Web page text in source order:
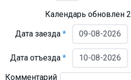
Календарь обновлен
Дата заезда*
Дата отъезда*
Комментарий